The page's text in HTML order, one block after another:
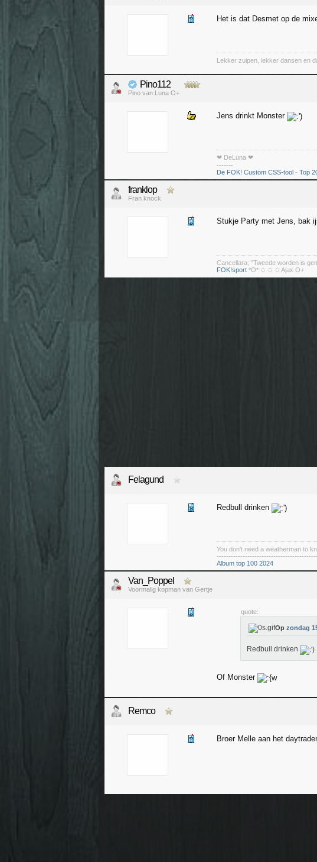
Het is dat Desmet op de
Lekker zuipen, lekker dansen en
Pino112
Pino van Luna O+
Jens drinkt Monster
❤ DeLuna ❤
-------
De FOK! Custom CSS-tool - Top
franklop
Fran knock
Stukje Party met Jens, bak
Cancellara; "Tweede worden is
FOK!sport *O* ✩ ✩ ✩ Ajax O+
Felagund
Redbull drinken
You don't need a weatherman to
Album top 100 2024
Van_Poppel
Voormalig kopman van Gertje
quote:
Op zondag
Redbull drinken
Of Monster
Remco
Broer Melle aan het